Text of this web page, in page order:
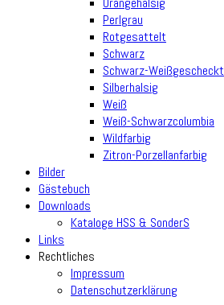
Perlgrau
Rotgesattelt
Schwarz
Schwarz-Weißgescheckt
Silberhalsig
Weiß
Weiß-Schwarzcolumbia
Wildfarbig
Zitron-Porzellanfarbig
Bilder
Gästebuch
Downloads
Kataloge HSS & SonderS
Links
Rechtliches
Impressum
Datenschutzerklärung